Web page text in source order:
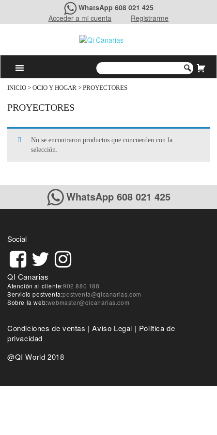
WhatsApp 608 021 425
Acceder a mi cuenta
Registrarme
INICIO > OCIO Y HOGAR > PROYECTORES
PROYECTORES
No se encontraron productos que concuerden con la
selección.
WhatsApp 608 021 425
Social
QI Canarias
Atención al cliente:902 880 188
Servicio postventa:postventa@qicanarias.com
Sobre la web:webmaster@qicanarias.com
Condiciones de ventas |Aviso Legal | Política de
privacidad
@QI World 2018